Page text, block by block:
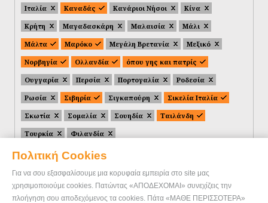
Πολιτική Cookies
Για να σου εξασφαλίσουμε μια κορυφαία εμπειρία στο site μας
χρησιμοποιούμε cookies. Πατώντας «ΑΠΟΔΕΧΟΜΑΙ» συνεχίζεις την
πλοήγηση σου αποδεχόμενος τα cookies. Πάτα «ΜΑΘΕ ΠΕΡΙΣΣΟΤΕΡΑ»
Ιταλία
Καναδάς Κανάριοι Νήσοι
Κίνα
Κρήτη
Μαγαδασκάρη Μαλαισία
Μάλι
Μάλτα
Μαρόκο Μεγάλη Βρετανία
Μεξικό
Νορβηγία
Ολλανδία
όπου γης και πατρίς
Ουγγαρία
Περσία Πορτογαλία
Ροδεσία
Ρωσία
Σιβηρία Σιγκαπούρη
Σικελία Ιταλία
Σκωτία
Σομαλία Σουηδία
Ταιλάνδη
Τουρκία
Φιλανδία